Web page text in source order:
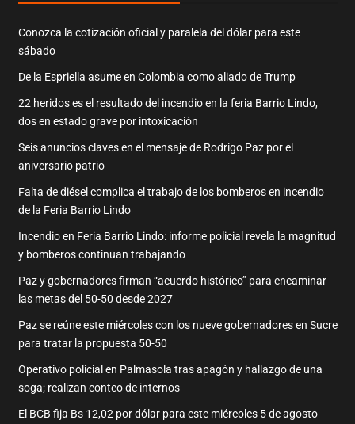
Conozca la cotización oficial y paralela del dólar para este
sábado
De la Espriella asume en Colombia como aliado de Trump
22 heridos es el resultado del incendio en la feria Barrio Lindo,
dos en estado grave por intoxicación
Seis anuncios claves en el mensaje de Rodrigo Paz por el
aniversario patrio
Falta de diésel complica el trabajo de los bomberos en incendio
de la Feria Barrio Lindo
Incendio en Feria Barrio Lindo: informe policial revela la magnitud
y bomberos continuan trabajando
Paz y gobernadores firman “acuerdo histórico” para encaminar
las metas del 50-50 desde 2027
Paz se reúne este miércoles con los nueve gobernadores en Sucre
para tratar la propuesta 50-50
Operativo policial en Palmasola tras apagón y hallazgo de una
soga; realizan conteo de internos
El BCB fija Bs 12,02 por dólar para este miércoles 5 de agosto